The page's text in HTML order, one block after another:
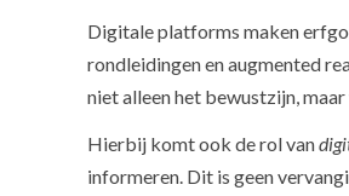
Digitale platforms maken
rondleidingen en augmented
niet alleen het bewustzijn,
Hierbij komt ook de rol van
informeren. Dit is geen